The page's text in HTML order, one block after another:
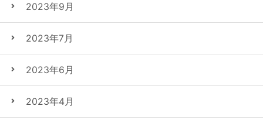
2023年9月
2023年7月
2023年6月
2023年4月